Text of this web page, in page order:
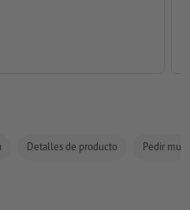
Detalles de producto Pedir
favoritos